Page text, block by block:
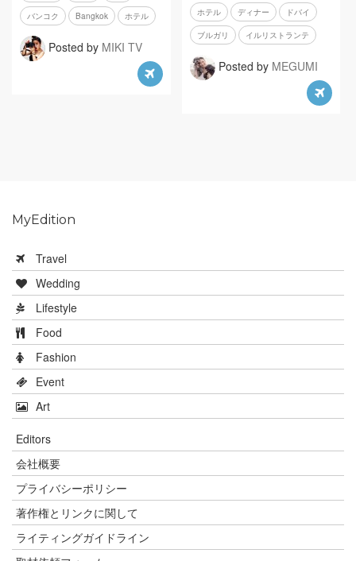
バンコク Bangkok ホテル
Posted by MIKI TV
ホテル ディナー ドバイ
ブルガリ イルリストランテ
Posted by MEGUMI
MyEdition
Travel
Wedding
Lifestyle
Food
Fashion
Event
Art
Editors
会社概要
プライバシーポリシー
著作権とリンクに関して
ライティングガイドライン